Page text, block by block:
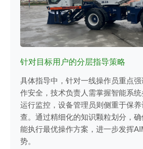
针对目标用户的分层指导策略
具体指导中，针对一线操作员重点
作安全，技术负责人需掌握智能系
运行监控，设备管理员则侧重于保
查。通过精细化的知识颗粒划分，
能执行最优操作方案，进一步发挥
势。